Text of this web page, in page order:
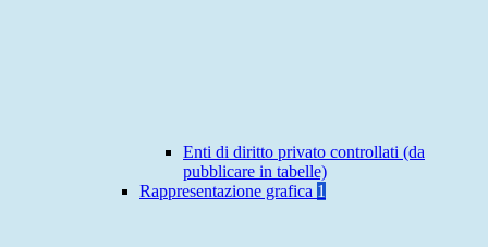
Enti di diritto privato controllati (da
pubblicare in tabelle)
Rappresentazione grafica 1